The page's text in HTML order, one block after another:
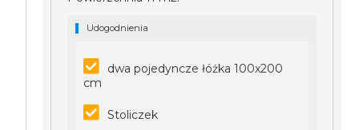
Udogodnienia
dwa pojedyncze łóżka 100x200
cm
Stoliczek